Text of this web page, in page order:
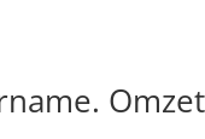
Omzet